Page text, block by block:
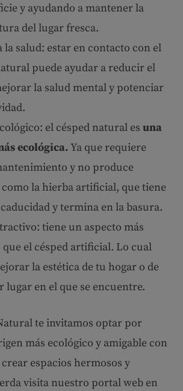
y ayudando a mantener la
del lugar fresca.
la salud: estar en contacto con el
puede ayudar a reducir el
la salud mental y potenciar
el césped natural es una
ecológica.Ya que requiere
y no produce
la hierba artificial, que tiene
y termina en la basura.
tiene un aspecto más
el césped artificial. Lo cual
la estética de tu hogar o de
lugar en el que se encuentre.
te invitamos optar por
más ecológico y amigable con
espacios hermosos y
visita nuestro portal web en